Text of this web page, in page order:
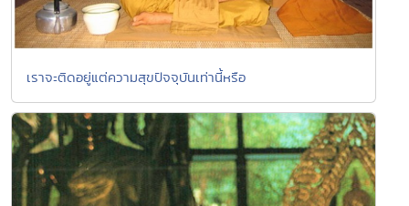
เราจะติดอยู่แต่ความสุขปัจจุบันเท่านี้หรือ